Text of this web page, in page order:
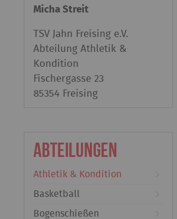
Micha Streit
TSV Jahn Freising e.V.
Abteilung Athletik &
Kondition
Fischergasse 23
85354 Freising
Abteilungen
Athletik & Kondition
Basketball
Bogenschießen